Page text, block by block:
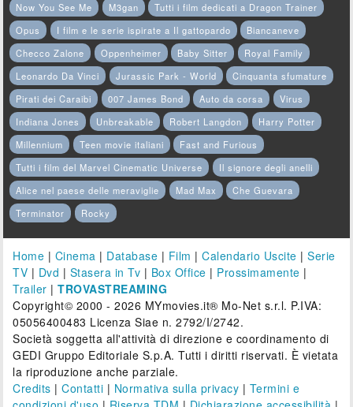
Now You See Me
M3gan
Tutti i film dedicati a Dragon Trainer
Opus
I film e le serie ispirate a Il gattopardo
Biancaneve
Checco Zalone
Oppenheimer Baby Sitter
Royal Family
Leonardo Da Vinci
Jurassic Park - World
Cinquanta sfumature
Pirati dei Caraibi
007 James Bond Auto da corsa
Virus
Indiana Jones
Unbreakable Robert Langdon
Harry Potter
Millennium
Teen movie italiani
Fast and Furious
Tutti i film del Marvel Cinematic Universe
Il signore degli anelli
Alice nel paese delle meraviglie
Mad Max
Che Guevara
Terminator
Rocky
Home | Cinema | Database | Film |Calendario Uscite |Serie
TV | Dvd | Stasera in Tv | Box Office | Prossimamente |
Trailer |TROVASTREAMING
Copyright© 2000 - 2026 MYmovies.it® Mo-Net s.r.l. P.IVA:
05056400483 Licenza Siae n. 2792/I/2742.
Società soggetta all'attività di direzione e coordinamento di
GEDI Gruppo Editoriale S.p.A. Tutti i diritti riservati. È vietata
la riproduzione anche parziale.
Credits |Contatti | Normativa sulla privacy | Termini e